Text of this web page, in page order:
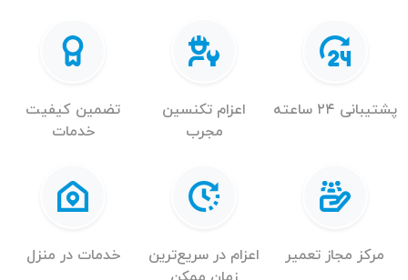
پشتیبانی ۲۴ ساعته
اعزام تکنسین
مجرب
تضمین کیفیت
خدمات
مرکز مجاز تعمیر
اعزام در سریع‌ترین
خدمات در منزل